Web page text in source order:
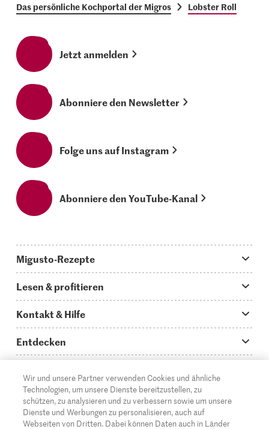
Das persönliche Kochportal der Migros Lobster Roll
Jetzt anmelden
Abonniere den Newsletter
Folge uns auf Instagram
Abonniere den YouTube-Kanal
Migusto-Rezepte
Was koche ich heute?
Hauptgerichte
Schnelle & einfache Rezepte
Apéro & Fingerfood
Backen
Lesen & profitieren
Storys
How to-Videos
Glossar
Migusto Login
Kontakt & Hilfe
Infos zum Kochen mit Migusto
Kontakt
Mediadaten Werbetreibende
Entdecken
Supermarkt
Migros Online
Über die Migros
DE FR IT
Wir und unsere Partner verwenden Cookies und ähnliche
Technologien, um unsere Dienste bereitzustellen, zu
schützen, zu analysieren und zu verbessern sowie um unsere
Dienste und Werbungen zu personalisieren, auch auf
Webseiten von Dritten. Dabei können Daten auch in Länder